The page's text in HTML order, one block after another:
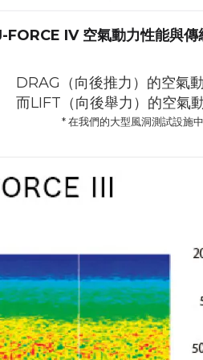
IV 空氣動力性能與傳
DRAG（向後推力）的空氣
而LIFT（向後舉力）的空氣
* 在我們的大型風洞測試設施